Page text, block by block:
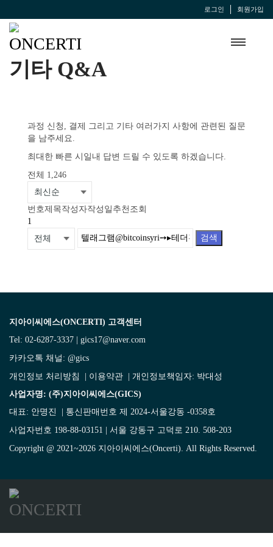
로그인 회원가입
기타 Q&A
과정 신청, 결제 그리고 기타 여러가지 사항에 관련된 질문
을 남주세요.
최대한 빠른 시일내 답변 드릴 수 있도록 하겠습니다.
전체 1,246
번호제목작성자작성일 추천 조회
1
검색
지아이씨에스(ONCERTI) 고객센터
Tel: 02-6287-3337 | gics17@naver.com
카카오톡 채널: @gics
개인정보 처리방침
이용약관 | 개인정보책임자: 박대성
사업자명: (주)지아이씨에스(GICS)
대표: 안명진 | 통신판매번호 제 2024-서울강동 -0358호
사업자번호 198-88-03151 | 서울 강동구 고덕로 210. 508-203
Copyright @ 2021~2026 지아이씨에스(Oncerti). All Rights Reserved.